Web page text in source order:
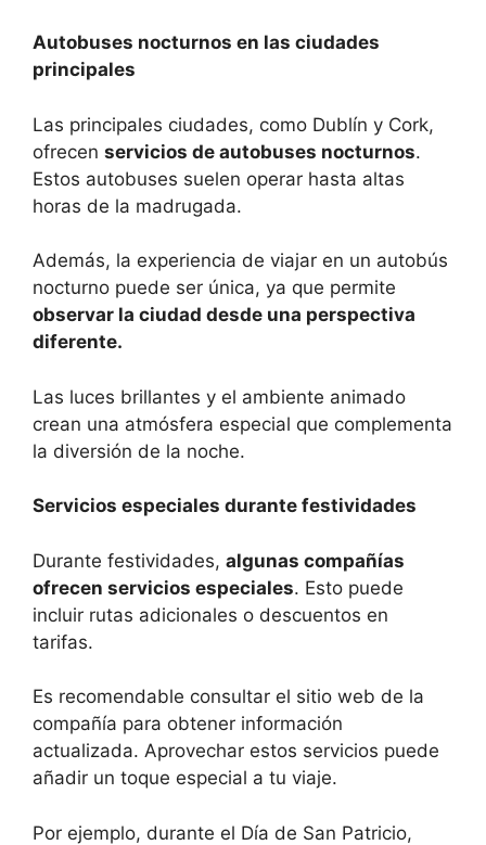
Autobuses nocturnos en las ciudades
principales
Las principales ciudades, como Dublín y Cork,
ofrecen servicios de autobuses nocturnos.
Estos autobuses suelen operar hasta altas
horas de la madrugada.
Además, la experiencia de viajar en un autobús
nocturno puede ser única, ya que permite
observar la ciudad desde una perspectiva
diferente.
Las luces brillantes y el ambiente animado
crean una atmósfera especial que complementa
la diversión de la noche.
Servicios especiales durante festividades
Durante festividades, algunas compañías
ofrecen servicios especiales. Esto puede
incluir rutas adicionales o descuentos en
tarifas.
Es recomendable consultar el sitio web de la
compañía para obtener información
actualizada. Aprovechar estos servicios puede
añadir un toque especial a tu viaje.
Por ejemplo, durante el Día de San Patricio,